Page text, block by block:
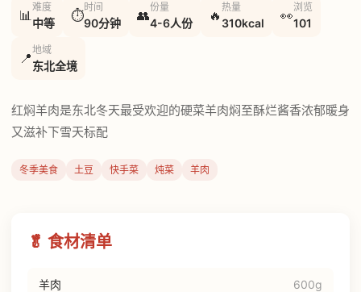
📊
难度
中等 ⏱
时间
90分钟 👥
份量
4-6人份 🔥
热量
310kcal 👀
浏览
101
📍
地域
东北全境
红焖羊肉是东北冬天最受欢迎的硬菜羊肉焖至酥烂酱香浓郁暖身
又滋补下雪天标配
冬季美食 土豆 快手菜 炖菜 羊肉
🥬 食材清单
羊肉 600g